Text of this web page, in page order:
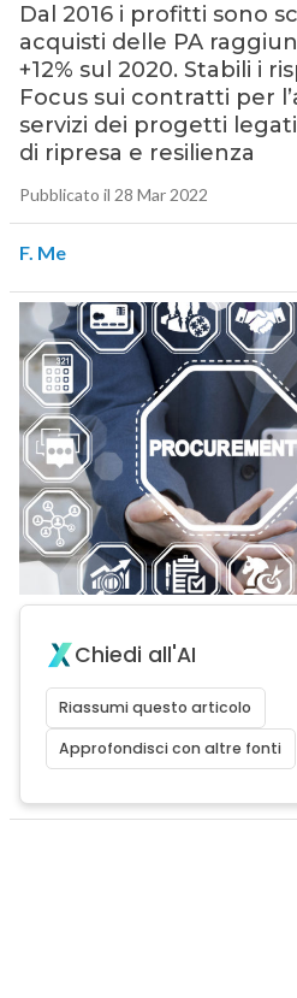
Dal 2016 i profitti sono
acquisti delle PA
+12% sul 2020. Stabili i
Focus sui contratti per
servizi dei progetti
di ripresa e resilienza
Pubblicato il 28 Mar 2022
F. Me
Chiedi all'AI
Riassumi questo articolo
Approfondisci con altre fonti